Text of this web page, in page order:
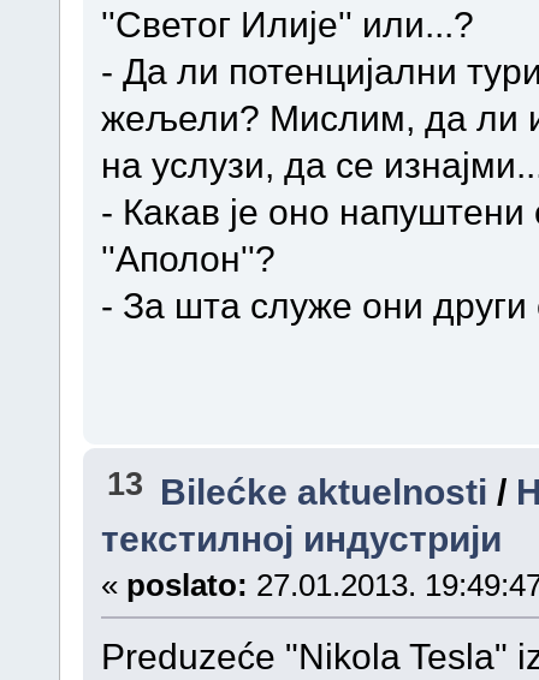
''Светог Илије'' или...?
- Да ли потенцијални
жељели? Мислим, да ли
на услузи, да се
- Какав је оно
''Аполон''?
- За шта служе они други
13 Bilećke aktuelnosti /
текстилној индустрији
« poslato: 27.01.2013.
Preduzeće "Nikola Tesla"